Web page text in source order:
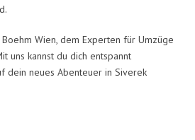
Wien, dem Experten für Umzüge
uns kannst du dich entspannt
dein neues Abenteuer in Siverek